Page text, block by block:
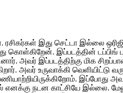
ரசிகர்கள் இது செட்டா இல்லை
இப்படத்தின் டப்பிங்
அவர் இப்படத்திற்கு மிக
அவர் உருவாக்கி வெளியிட்டு
இப்போது
எனக்கு நடன காட்சியே இல்லை.